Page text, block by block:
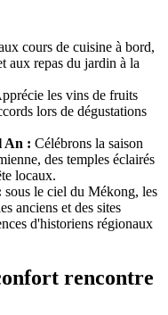
cours de cuisine à bord,
aux repas du jardin à la
les vins de fruits
lors de dégustations
An : Célébrons la saison
des temples éclairés
locaux.
sous le ciel du Mékong, les
anciens et des sites
d'historiens régionaux
rencontre